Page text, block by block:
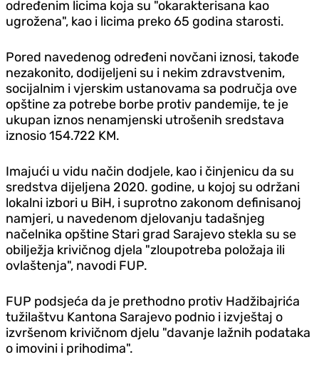
određenim licima koja su "okarakterisana kao
ugrožena", kao i licima preko 65 godina starosti.
Pored navedenog određeni novčani iznosi, takođe
nezakonito, dodijeljeni su i nekim zdravstvenim,
socijalnim i vjerskim ustanovama sa područja ove
opštine za potrebe borbe protiv pandemije, te je
ukupan iznos nenamjenski utrošenih sredstava
iznosio 154.722 KM.
Imajući u vidu način dod‌jele, kao i činjenicu da su
sredstva dijeljena 2020. godine, u kojoj su održani
lokalni izbori u BiH, i suprotno zakonom definisanoj
namjeri, u navedenom d‌jelovanju tadašnjeg
načelnika opštine Stari grad Sarajevo stekla su se
obilježja krivičnog d‌jela "zloupotreba položaja ili
ovlaštenja", navodi FUP.
FUP podsjeća da je prethodno protiv Hadžibajrića
tužilaštvu Kantona Sarajevo podnio i izvještaj o
izvršenom krivičnom d‌jelu "davanje lažnih podataka
o imovini i prihodima".